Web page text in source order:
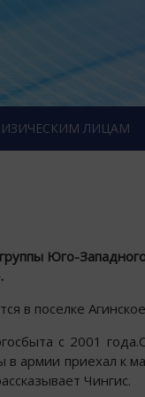
ЛИЦАМ
Юго-
в поселке
с 2001
в армии приехал к
Чингис.